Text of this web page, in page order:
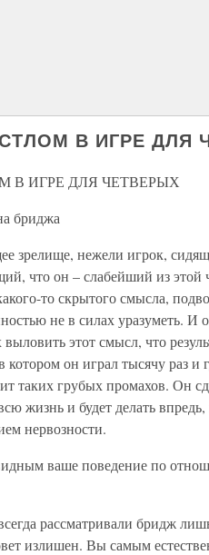
В ИГРЕ ДЛЯ
В ИГРЕ ДЛЯ ЧЕТВЕРЫХ
бриджа
зрелище, нежели игрок,
что он – слабейший из этой
то скрытого смысла,
не в силах уразуметь. И
этот смысл, что
котором он играл тысячу раз и
таких грубых промахов. Он
жизнь и будет делать
нервозности.
ваше поведение по
рассматривали бридж
излишен. Вы самым